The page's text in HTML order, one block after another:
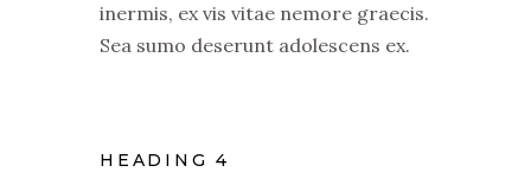
inermis, ex vis vitae nemore graecis.
Sea sumo deserunt adolescens ex.
HEADING 4